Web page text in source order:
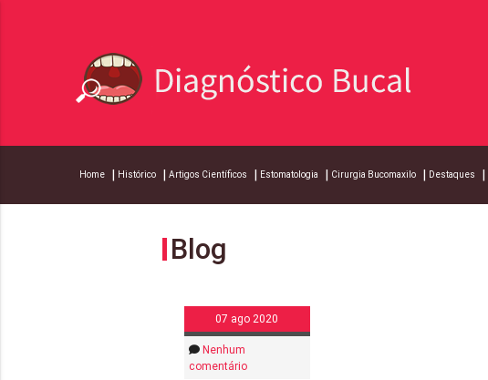
Home Histórico Artigos Científicos Estomatologia Cirurgia Bucomaxilo Destaques
Blog
07 ago 2020
Nenhum
comentário